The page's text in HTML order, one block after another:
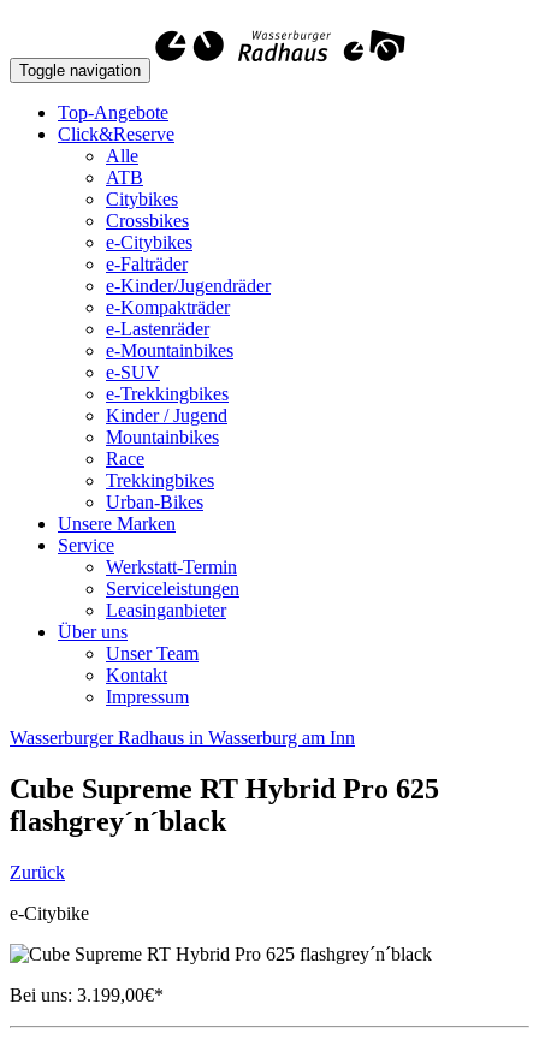
Toggle navigation
Top-Angebote
Click&Reserve
Alle
ATB
Citybikes
Crossbikes
e-Citybikes
e-Falträder
e-Kinder/Jugendräder
e-Kompakträder
e-Lastenräder
e-Mountainbikes
e-SUV
e-Trekkingbikes
Kinder / Jugend
Mountainbikes
Race
Trekkingbikes
Urban-Bikes
Unsere Marken
Service
Werkstatt-Termin
Serviceleistungen
Leasinganbieter
Über uns
Unser Team
Kontakt
Impressum
Wasserburger Radhaus in Wasserburg am Inn
Cube Supreme RT Hybrid Pro 625
flashgrey´n´black
Zurück
e-Citybike
Bei uns: 3.199,00€*